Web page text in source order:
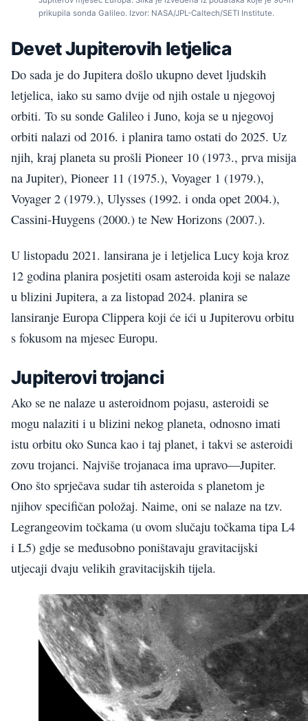
prikupila sonda Galileo. Izvor: NASA/JPL-Caltech/SETI Institute.
Devet Jupiterovih letjelica
Do sada je do Jupitera došlo ukupno devet ljudskih
letjelica, iako su samo dvije od njih ostale u njegovoj
orbiti. To su sonde Galileo i Juno, koja se u njegovoj
orbiti nalazi od 2016. i planira tamo ostati do 2025. Uz
njih, kraj planeta su prošli Pioneer 10 (1973., prva misija
na Jupiter), Pioneer 11 (1975.), Voyager 1 (1979.),
Voyager 2 (1979.), Ulysses (1992. i onda opet 2004.),
Cassini-Huygens (2000.) te New Horizons (2007.).
U listopadu 2021. lansirana je i letjelica Lucy koja kroz
12 godina planira posjetiti osam asteroida koji se nalaze
u blizini Jupitera, a za listopad 2024. planira se
lansiranje Europa Clippera koji će ići u Jupiterovu orbitu
s fokusom na mjesec Europu.
Jupiterovi trojanci
Ako se ne nalaze u asteroidnom pojasu, asteroidi se
mogu nalaziti i u blizini nekog planeta, odnosno imati
istu orbitu oko Sunca kao i taj planet, i takvi se asteroidi
zovu trojanci. Najviše trojanaca ima upravo—Jupiter.
Ono što sprječava sudar tih asteroida s planetom je
njihov specifičan položaj. Naime, oni se nalaze na tzv.
Legrangeovim točkama (u ovom slučaju točkama tipa L4
i L5) gdje se međusobno poništavaju gravitacijski
utjecaji dvaju velikih gravitacijskih tijela.